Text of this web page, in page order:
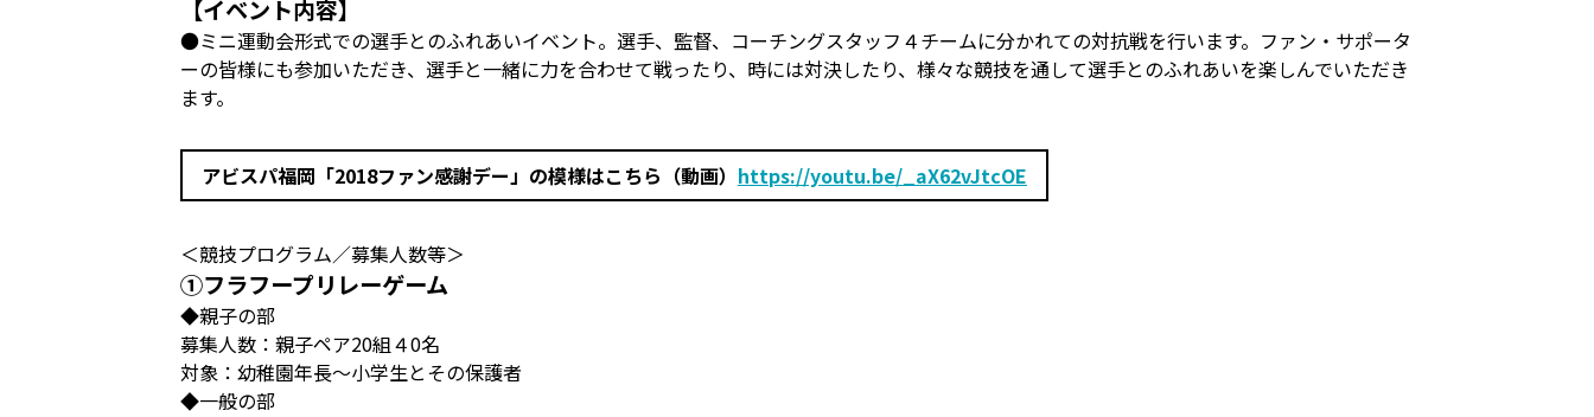
【イベント内容】
●ミニ運動会形式での選手とのふれあいイベント。選手、監督、コーチングスタッフ４チームに分かれての対抗戦を行います。ファン・サポータ
ーの皆様にも参加いただき、選手と一緒に力を合わせて戦ったり、時には対決したり、様々な競技を通して選手とのふれあいを楽しんでいただき
ます。
アビスパ福岡「2018ファン感謝デー」の模様はこちら（動画） https://youtu.be/_aX62vJtcOE
＜競技プログラム／募集人数等＞
①フラフープリレーゲーム
◆親子の部
募集人数：親子ペア20組４0名
対象：幼稚園年長～小学生とその保護者
◆一般の部